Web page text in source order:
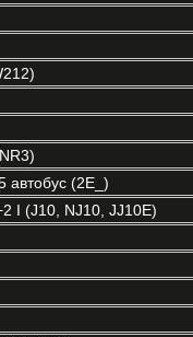
автобус (2E_)
I (J10, NJ10, JJ10E)